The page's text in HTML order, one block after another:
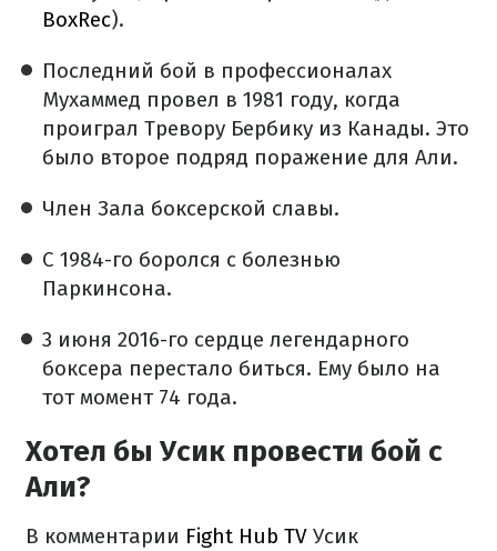
BoxRec).
Последний бой в профессионалах
Мухаммед провел в 1981 году, когда
проиграл Тревору Бербику из Канады. Это
было второе подряд поражение для Али.
Член Зала боксерской славы.
С 1984-го боролся с болезнью
Паркинсона.
3 июня 2016-го сердце легендарного
боксера перестало биться. Ему было на
тот момент 74 года.
Хотел бы Усик провести бой с
Али?
В комментарии Fight Hub TV Усик